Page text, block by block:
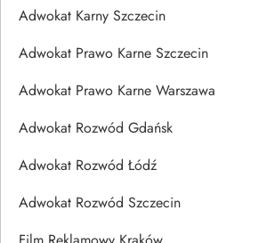
Adwokat Karny Szczecin
Adwokat Prawo Karne Szczecin
Adwokat Prawo Karne Warszawa
Adwokat Rozwód Gdańsk
Adwokat Rozwód Łódź
Adwokat Rozwód Szczecin